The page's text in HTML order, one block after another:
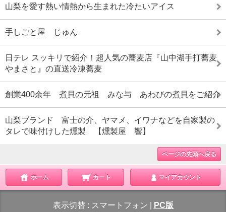
山梨を愛す熱い情熱から生まれた冷たいアイス
手しごと屋 じゅん
日テレ スッキリで紹介！超人気の蕎麦店『山中湖手打蕎麦
やまさと』の直送冷凍蕎麦
創業400余年 煮貝の元祖 みな与 あわびの煮貝をご紹介
山梨ブランド 富士の介、ヤマメ、イワナなどを自家製の
タレで味付けした燻製 【燻製屋 響】
ページの先頭へ戻る
ホーム カート マイアカウント
表示切替 : スマートフォン PC版